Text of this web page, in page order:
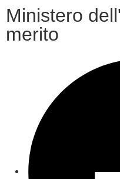
Ministero
merito